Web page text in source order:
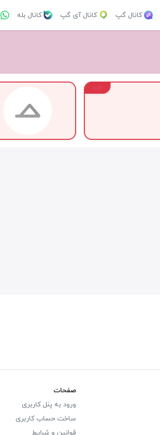
کانال گپ کانال آی گپ کانال بله
صفحات
ورود به پنل کاربری
ساخت حساب کاربری
قوانین و شرایط